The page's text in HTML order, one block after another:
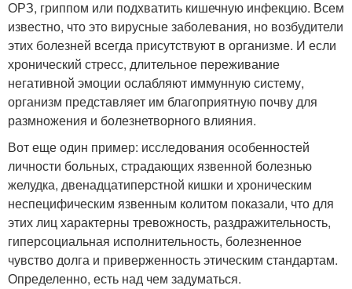
ОРЗ, гриппом или подхватить кишечную инфекцию. Всем
известно, что это вирусные заболевания, но возбудители
этих болезней всегда присутствуют в организме. И если
хронический стресс, длительное переживание
негативной эмоции ослабляют иммунную систему,
организм представляет им благоприятную почву для
размножения и болезнетворного влияния.
Вот еще один пример: исследования особенностей
личности больных, страдающих язвенной болезнью
желудка, двенадцатиперстной кишки и хроническим
неспецифическим язвенным колитом показали, что для
этих лиц характерны тревожность, раздражительность,
гиперсоциальная исполнительность, болезненное
чувство долга и приверженность этическим стандартам.
Определенно, есть над чем задуматься.